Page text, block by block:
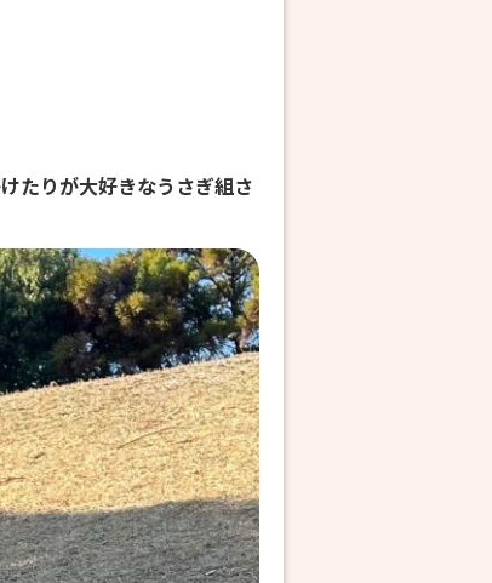
たりが大好きなうさぎ組さ